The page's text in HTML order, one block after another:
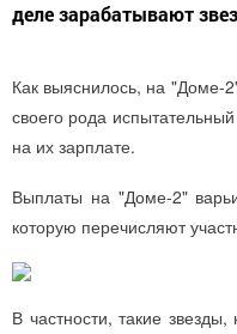
деле зарабатывают
Как выяснилось, на "Доме-
своего рода
на их зарплате.
Выплаты на "Доме-2"
которую перечисляют
В частности, такие